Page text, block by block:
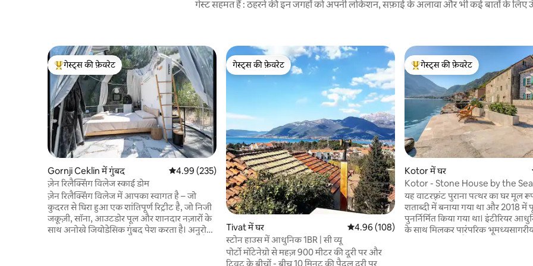
गेस्ट सहमत हैं : ठहरने की इन जगहों को अपनी लोकेशन, सफ़ाई के अलावा और भी कई बातों के लिए
गेस्ट्स का टॉप फ़ेवरेट
गेस्ट्स की फ़ेवरेट
Gornji Ceklin में गुंबद औसत रेटिंग 5 में से 4.99, 235 समीक्षाएँ
4.99 (235)
ज़ेन रिलैक्सिंग विलेज स्काई डोम
ज़ेन रिलैक्सिंग विलेज में आपका स्वागत है – जो
कुदरत से घिरा हुआ एक शांतिपूर्ण रिट्रीट है, जो निजी
जकूज़ी, सॉना, आउटडोर पूल और शानदार नज़ारों के
साथ अनोखे जियोडेसिक गुंबद पेश करता है। अनुरोध
गेस्ट्स की फ़ेवरेट
गेस्ट्स की फ़ेवरेट
Tivat में घर औसत रेटिंग 5 में से 4.96, 108 समीक्षाएँ
4.96 (108)
स्टोन हाउस में आधुनिक 1BR | सी व्यू
पोर्टो मोंटेनेग्रो से महज़ 900 मीटर की दूरी पर और
टिवट के बीचों - बीच 10 मिनट की पैदल दूरी पर
गेस्ट्स का टॉप फ़ेवरेट
गेस्ट्स की फ़ेवरेट
Kotor में घर
Kotor - Stone House by the Sea
यह वाटरफ़्रंट पुराना पत्थर का घर मूल
शताब्दी में बनाया गया था और 2018 में
पुनर्निर्मित किया गया था। इंटीरियर
के साथ मिलकर पारंपरिक